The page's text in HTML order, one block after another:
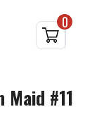
0
Maid #11